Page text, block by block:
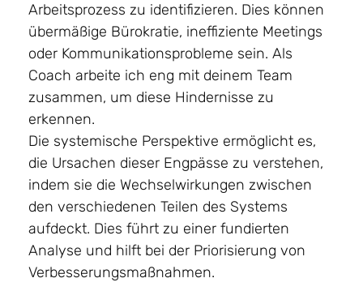
Arbeitsprozess zu identifizieren. Dies können
übermäßige Bürokratie, ineffiziente Meetings
oder Kommunikationsprobleme sein. Als
Coach arbeite ich eng mit deinem Team
zusammen, um diese Hindernisse zu
erkennen.
Die systemische Perspektive ermöglicht es,
die Ursachen dieser Engpässe zu verstehen,
indem sie die Wechselwirkungen zwischen
den verschiedenen Teilen des Systems
aufdeckt. Dies führt zu einer fundierten
Analyse und hilft bei der Priorisierung von
Verbesserungsmaßnahmen.